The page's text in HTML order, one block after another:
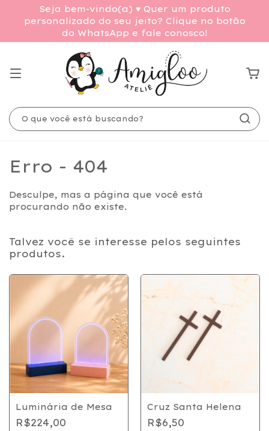
Seja bem-vindo(a) ♥ Quer um produto
personalizado do seu jeito? Clique no botão
do WhatsApp e fale conosco!
Erro - 404
Desculpe, mas a página que você está
procurando não existe.
Talvez você se interesse pelos seguintes
produtos.
Luminária de Mesa
R$224,00
Cruz Santa Helena
R$6,50